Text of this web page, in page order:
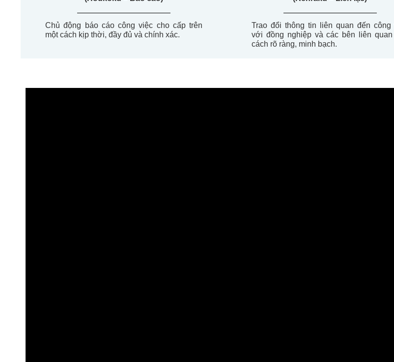
Chủ động báo cáo công việc cho cấp trên
một cách kịp thời, đầy đủ và chính xác.
Trao đổi thông tin liên quan đến công
với đồng nghiệp vàcác bên liênquan
cách rõ ràng, minh bạch.